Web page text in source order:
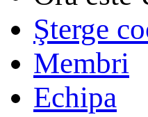
Şterge
Membri
Echipa